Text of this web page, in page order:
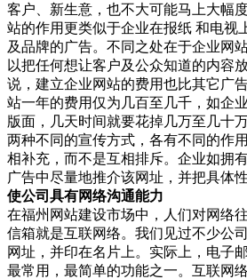
客户、新生意，也不大可能马上大幅
站的作用更类似于企业在报纸 和电视
及品牌的广告。不同之处在于企业网
以把任何想让客户及公众知道的内容
说，建立企业网站的费用也比其它广
站一年的费用仅为几百至几千，如企
版面，几天时间就要花掉几万至几十
两种不同的宣传方式，各有不同的作
相补充，而不是互相排斥。企业如拥
广告中尽量地推介该网址，并把具体
使公司具有网络沟通能力
在福州网站建设市场中，人们对网络
信箱就是互联网络。我们见过不少公
网址，并印在名片上。实际上，电子
最常用，最简单的功能之一。互联网